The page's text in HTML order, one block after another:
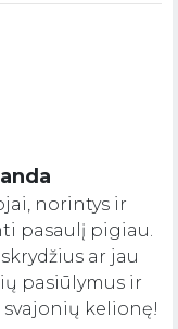
norintys ir
pasaulį pigiau.
ar jau
pasiūlymus ir
svajonių kelionę!